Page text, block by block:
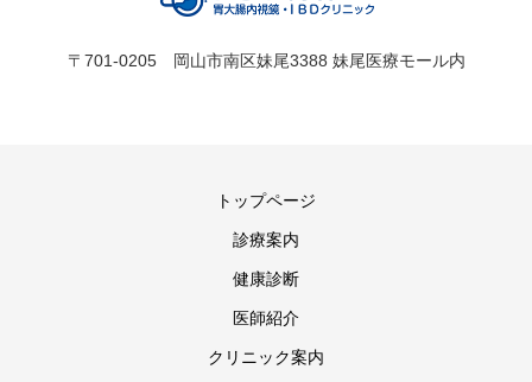
〒701-0205 岡山市南区妹尾3388 妹尾医療モール内
トップページ
診療案内
健康診断
医師紹介
クリニック案内